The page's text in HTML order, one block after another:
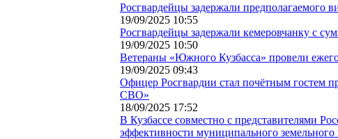
Росгвардейцы задержали предполагаемого
19/09/2025 10:55
Росгвардейцы задержали кемеровчанку с
19/09/2025 10:50
Ветераны «Южного Кузбасса» провели
19/09/2025 09:43
Офицер Росгвардии стал почётным гостем
СВО»
18/09/2025 17:52
В Кузбассе совместно с представителями
эффективности муниципального земельного